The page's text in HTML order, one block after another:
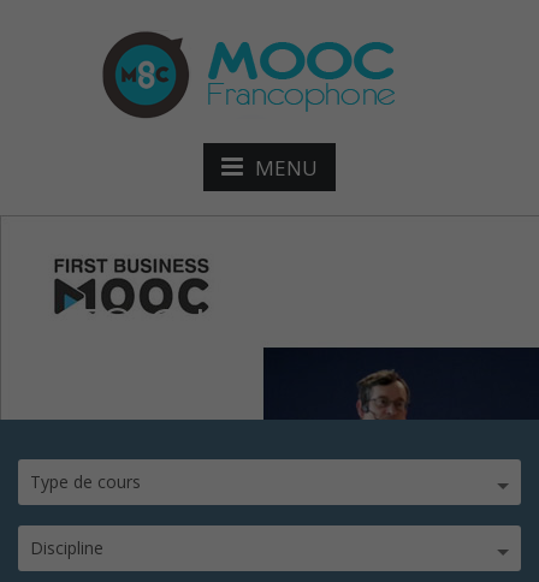
MENU
ICCF®-@-HEC-Paris
Type de cours
Discipline